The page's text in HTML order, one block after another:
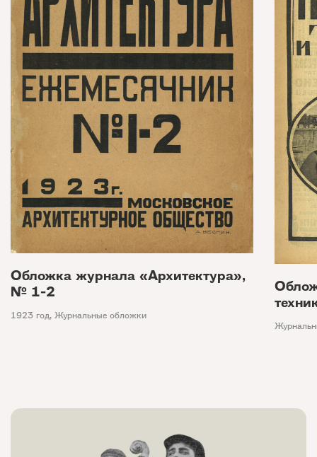
Обложка журнала «Архитектура»,
№ 1-2
1923 год, Журнальные обложки